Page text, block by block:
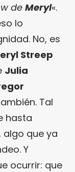
deMeryl«.
lo
No, es
Streep
Julia
Tal
hasta
, algo que ya
Y
ocurrir: que